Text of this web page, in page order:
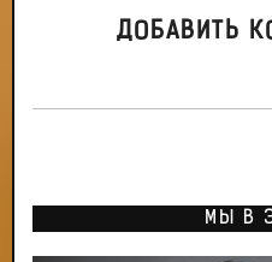
ДОБАВИТЬ
МЫ В